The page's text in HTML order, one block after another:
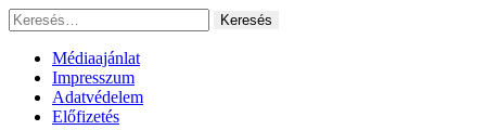
Ugrás
a
tartalomhoz
Keresés:
Médiaajánlat
Impresszum
Adatvédelem
Előfizetés